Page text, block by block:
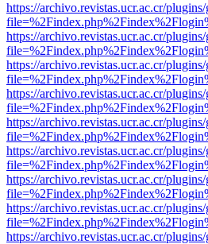
https://archivo.revistas.ucr.ac.cr/
https://archivo.revistas.ucr.ac.cr/
https://archivo.revistas.ucr.ac.cr/
https://archivo.revistas.ucr.ac.cr/
https://archivo.revistas.ucr.ac.cr/
https://archivo.revistas.ucr.ac.cr/
https://archivo.revistas.ucr.ac.cr/
https://archivo.revistas.ucr.ac.cr/
https://archivo.revistas.ucr.ac.cr/